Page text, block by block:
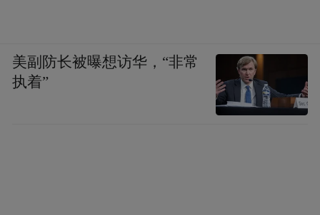
美副防长被曝想访华，“非常
执着”